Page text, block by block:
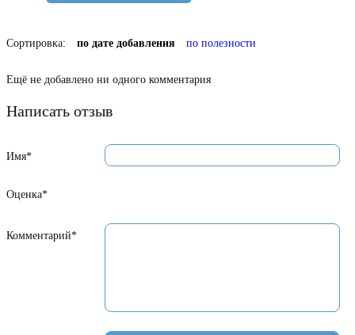
Сортировка: по дате добавления по полезности
Ещё не добавлено ни одного комментария
Написать отзыв
Имя*
Оценка*
Комментарий*